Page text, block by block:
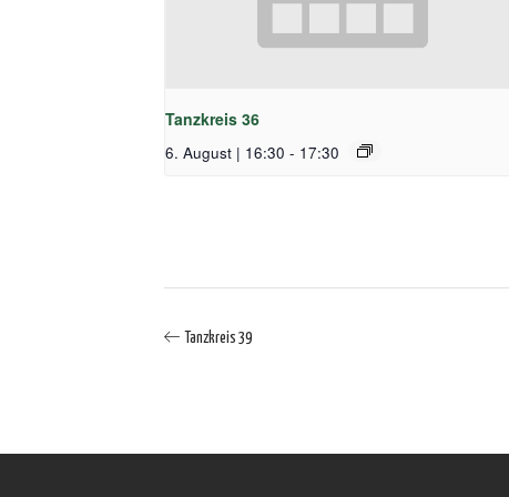
Tanzkreis 36
6. August | 16:30 - 17:30
Tanzkreis 39